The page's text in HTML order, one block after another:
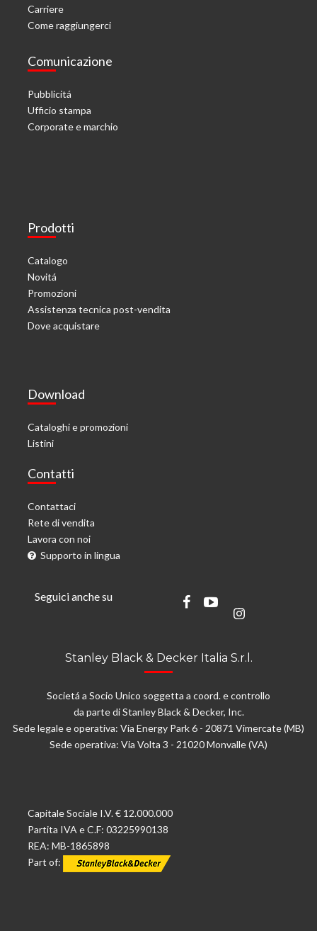
Carriere
Come raggiungerci
Comunicazione
Pubblicitá
Ufficio stampa
Corporate e marchio
Prodotti
Catalogo
Novitá
Promozioni
Assistenza tecnica post-vendita
Dove acquistare
Download
Cataloghi e promozioni
Listini
Contatti
Contattaci
Rete di vendita
Lavora con noi
Supporto in lingua
Seguici anche su
Stanley Black & Decker Italia S.r.l.
Societá a Socio Unico soggetta a coord. e controllo
da parte di Stanley Black & Decker, Inc.
Sede legale e operativa: Via Energy Park 6 - 20871 Vimercate (MB)
Sede operativa: Via Volta 3 - 21020 Monvalle (VA)
Capitale Sociale I.V. € 12.000.000
Partita IVA e C.F: 03225990138
REA: MB-1865898
Part of: